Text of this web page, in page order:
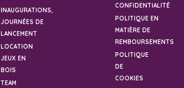
INAUGURATIONS,
JOURNÉES DE
LANCEMENT
LOCATION
JEUX EN
BOIS
TEAM
CONFIDENTIALITÉ
POLITIQUE EN
MATIÈRE DE
REMBOURSEMENTS
POLITIQUE
DE
COOKIES